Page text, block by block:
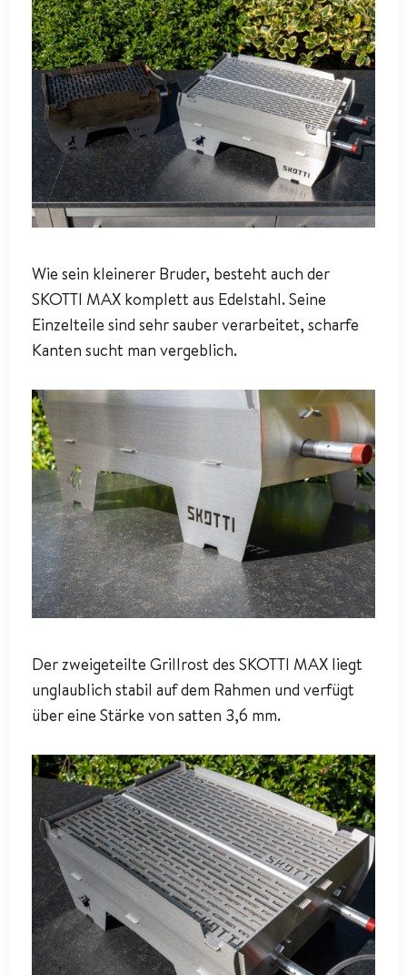
Wie sein kleinerer Bruder, besteht auch der
SKOTTI MAX komplett aus Edelstahl. Seine
Einzelteile sind sehr sauber verarbeitet, scharfe
Kanten sucht man vergeblich.
Der zweigeteilte Grillrost des SKOTTI MAX liegt
unglaublich stabil auf dem Rahmen und verfügt
über eine Stärke von satten 3,6 mm.